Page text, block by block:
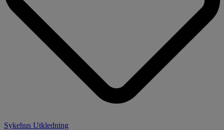
Sykehus Utkledning